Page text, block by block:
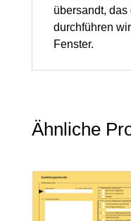
Stück
Menge
übersandt,
durchführen
Fenster.
Ähnliche